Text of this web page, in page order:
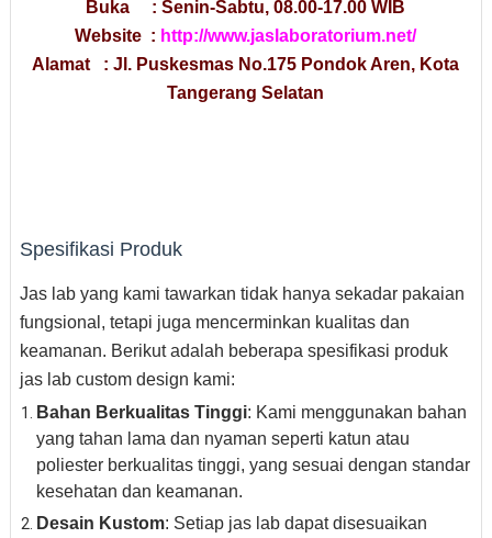
Buka : Senin-Sabtu, 08.00-17.00 WIB
Website : http://www.jaslaboratorium.net/
Alamat : Jl. Puskesmas No.175 Pondok Aren, Kota
Tangerang Selatan
Spesifikasi Produk
Jas lab yang kami tawarkan tidak hanya sekadar pakaian
fungsional, tetapi juga mencerminkan kualitas dan
keamanan. Berikut adalah beberapa spesifikasi produk
jas lab custom design kami:
Bahan Berkualitas Tinggi: Kami menggunakan bahan
yang tahan lama dan nyaman seperti katun atau
poliester berkualitas tinggi, yang sesuai dengan standar
kesehatan dan keamanan.
Desain Kustom: Setiap jas lab dapat disesuaikan